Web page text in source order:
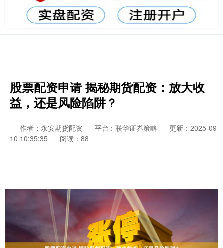
股票配资申请 揭秘期货配资：放大收
益，还是风险陷阱？
作者：永安期货配资 平台：联华证券策略
更新：2025-09-
10 10:35:35
阅读：88